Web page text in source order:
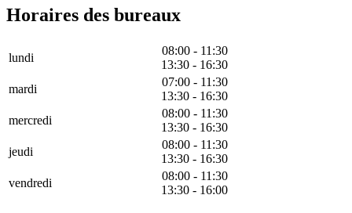
Horaires des bureaux
lundi
08:00 - 11:30
13:30 - 16:30
mardi
07:00 - 11:30
13:30 - 16:30
mercredi
08:00 - 11:30
13:30 - 16:30
jeudi
08:00 - 11:30
13:30 - 16:30
vendredi
08:00 - 11:30
13:30 - 16:00